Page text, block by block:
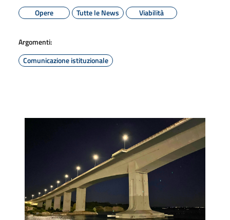
Opere
Tutte le News Viabilità
Argomenti:
Comunicazione istituzionale